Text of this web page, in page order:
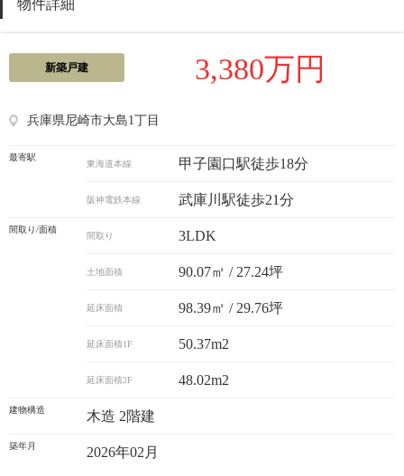
物件詳細
新築戸建 3,380万円
兵庫県尼崎市大島1丁目
最寄駅
東海道本線 甲子園口駅徒歩18分
阪神電鉄本線 武庫川駅徒歩21分
間取り/面積
間取り 3LDK
土地面積 90.07㎡ / 27.24坪
延床面積 98.39㎡ / 29.76坪
延床面積1F 50.37m2
延床面積2F 48.02m2
建物構造 木造 2階建
築年月 2026年02月